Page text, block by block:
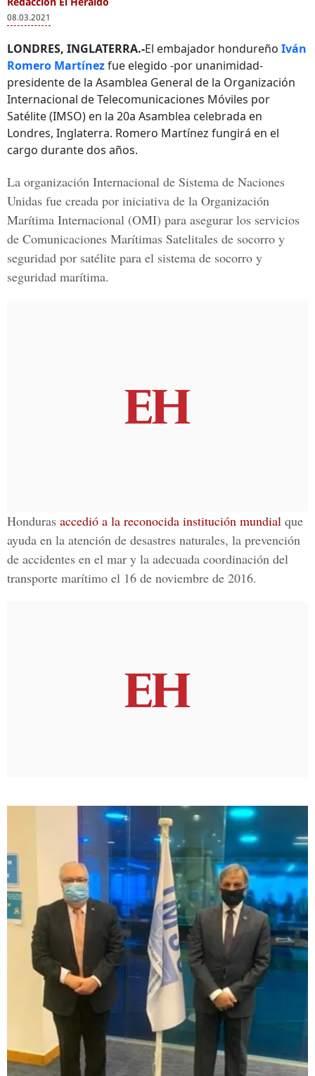
08.03.2021
LONDRES, INGLATERRA.-El embajador hondureño Iván
Romero Martínezfue elegido -por unanimidad-
presidente de la Asamblea General de la Organización
Internacional de Telecomunicaciones Móviles por
Satélite (IMSO) en la 20a Asamblea celebrada en
Londres, Inglaterra. Romero Martínez fungirá en el
cargo durante dos años.
La organización Internacional de Sistema de Naciones
Unidas fue creada por iniciativa de la Organización
Marítima Internacional (OMI) para asegurar los servicios
de Comunicaciones Marítimas Satelitales de socorro y
seguridad por satélite para el sistema de socorro y
seguridad marítima.
Honduras accedió a la reconocida institución mundial que
ayuda en la atención de desastres naturales, la prevención
de accidentes en el mar y la adecuada coordinación del
transporte marítimo el 16 de noviembre de 2016.